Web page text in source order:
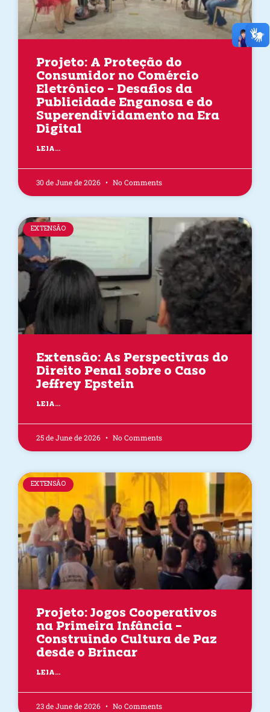
Projeto: A Proteção do
Consumidor no Comércio
Eletrônico – Desafios da
Publicidade Enganosa e do
Superendividamento na Era
Digital
LEIA...
30 de June de 2026 No Comments
EXTENSÃO
Extensão: As Perspectivas do
Direito Penal sobre o Caso
Jeffrey Epstein
LEIA...
25 de June de 2026 No Comments
EXTENSÃO
Projeto: Jogos Cooperativos
na Primeira Infância –
Construindo Cultura de Paz
desde o Brincar
LEIA...
23 de June de 2026 No Comments